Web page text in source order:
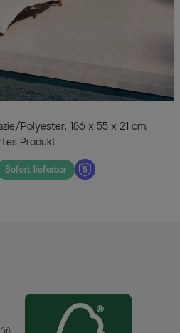
Polyester, 186 x 55 x 21 cm,
Produkt
Sofort lieferbar